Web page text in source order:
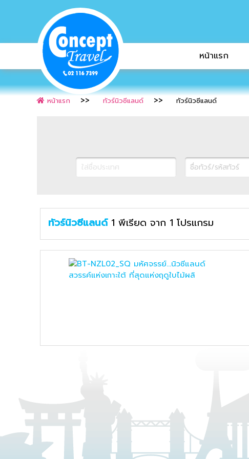
หน้าแรก
หน้าแรก ทัวร์นิวซีแลนด์ ทัวร์นิวซีแลนด์
ทัวร์นิวซีแลนด์ 1 พีเรียด จาก 1 โปรแกรม